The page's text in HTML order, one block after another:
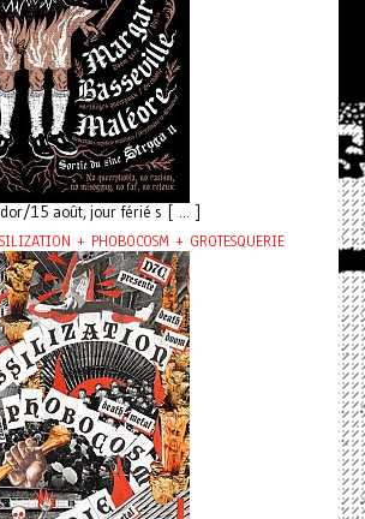
15 août, jour férié s [ ... ]
+ PHOBOCOSM + GROTESQUERIE